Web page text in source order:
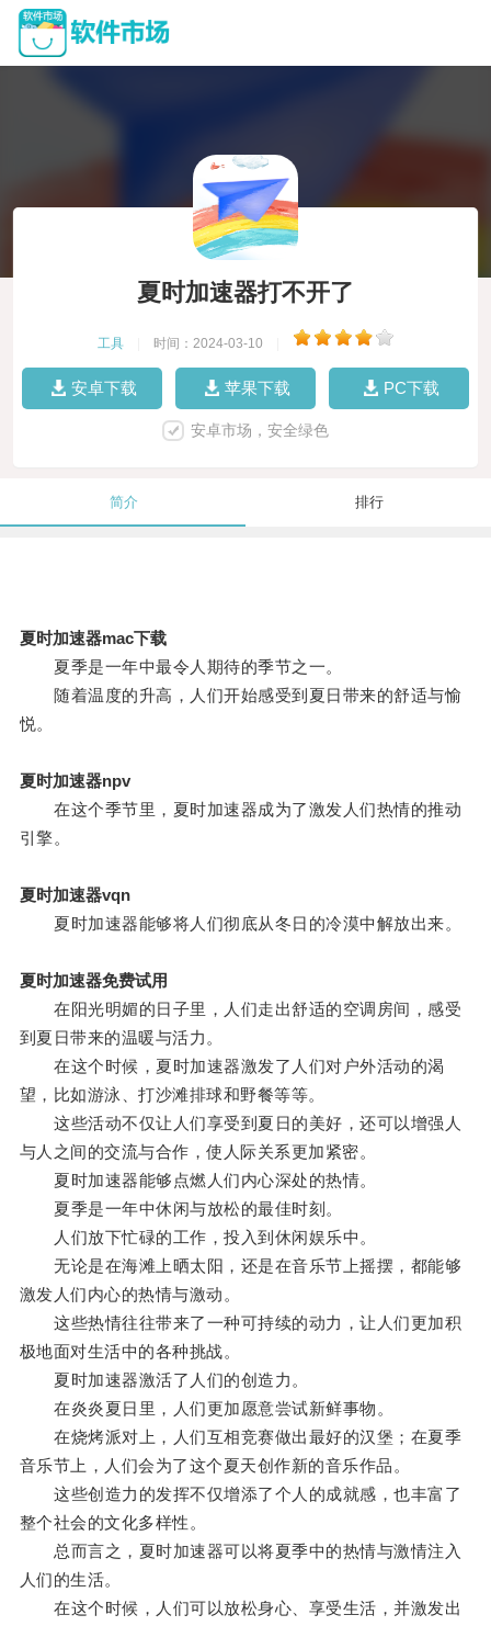
夏时加速器打不开了
工具 时间：2024-03-10
安卓下载 苹果下载 PC下载
安卓市场，安全绿色
简介 排行
夏时加速器mac下载
夏季是一年中最令人期待的季节之一。
随着温度的升高，人们开始感受到夏日带来的舒适与愉
悦。
夏时加速器npv
在这个季节里，夏时加速器成为了激发人们热情的推动
引擎。
夏时加速器vqn
夏时加速器能够将人们彻底从冬日的冷漠中解放出来。
夏时加速器免费试用
在阳光明媚的日子里，人们走出舒适的空调房间，感受
到夏日带来的温暖与活力。
在这个时候，夏时加速器激发了人们对户外活动的渴
望，比如游泳、打沙滩排球和野餐等等。
这些活动不仅让人们享受到夏日的美好，还可以增强人
与人之间的交流与合作，使人际关系更加紧密。
夏时加速器能够点燃人们内心深处的热情。
夏季是一年中休闲与放松的最佳时刻。
人们放下忙碌的工作，投入到休闲娱乐中。
无论是在海滩上晒太阳，还是在音乐节上摇摆，都能够
激发人们内心的热情与激动。
这些热情往往带来了一种可持续的动力，让人们更加积
极地面对生活中的各种挑战。
夏时加速器激活了人们的创造力。
在炎炎夏日里，人们更加愿意尝试新鲜事物。
在烧烤派对上，人们互相竞赛做出最好的汉堡；在夏季
音乐节上，人们会为了这个夏天创作新的音乐作品。
这些创造力的发挥不仅增添了个人的成就感，也丰富了
整个社会的文化多样性。
总而言之，夏时加速器可以将夏季中的热情与激情注入
人们的生活。
在这个时候，人们可以放松身心、享受生活，并激发出